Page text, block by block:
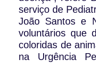
serviço de
João Santos e
voluntários que
coloridas de
na Urgência